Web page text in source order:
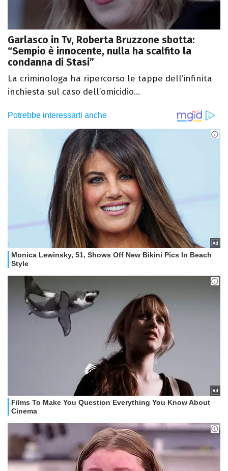
Garlasco in Tv, Roberta Bruzzone sbotta:
“Sempio è innocente, nulla ha scalfito la
condanna di Stasi”
La criminologa ha ripercorso le tappe dell’infinita
inchiesta sul caso dell’omicidio...